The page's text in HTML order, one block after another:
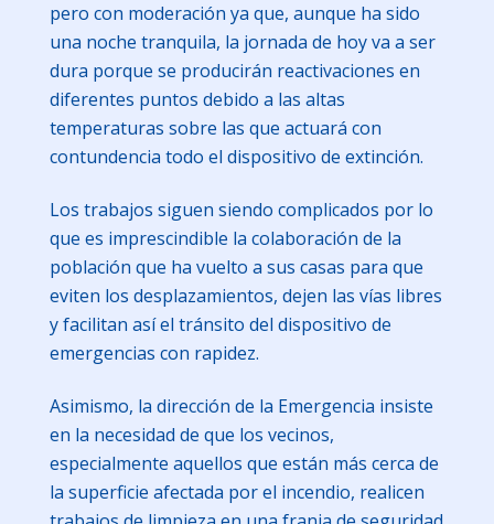
pero con moderación ya que, aunque ha sido
una noche tranquila, la jornada de hoy va a ser
dura porque se producirán reactivaciones en
diferentes puntos debido a las altas
temperaturas sobre las que actuará con
contundencia todo el dispositivo de extinción.
Los trabajos siguen siendo complicados por lo
que es imprescindible la colaboración de la
población que ha vuelto a sus casas para que
eviten los desplazamientos, dejen las vías libres
y facilitan así el tránsito del dispositivo de
emergencias con rapidez.
Asimismo, la dirección de la Emergencia insiste
en la necesidad de que los vecinos,
especialmente aquellos que están más cerca de
la superficie afectada por el incendio, realicen